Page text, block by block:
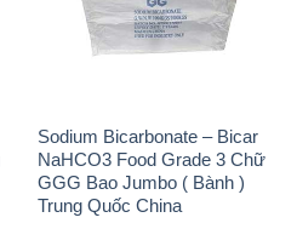
NaHCO3 Food Grade 3 Chữ
GGG Bao Jumbo ( Bành )
Trung Quốc China